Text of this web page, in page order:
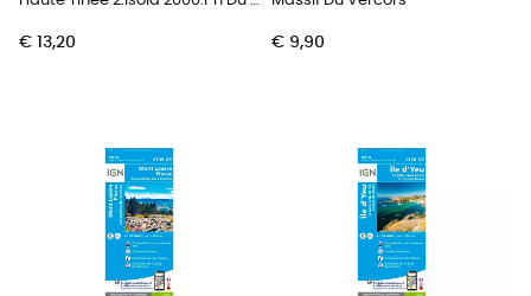
€ 13,20 € 9,90